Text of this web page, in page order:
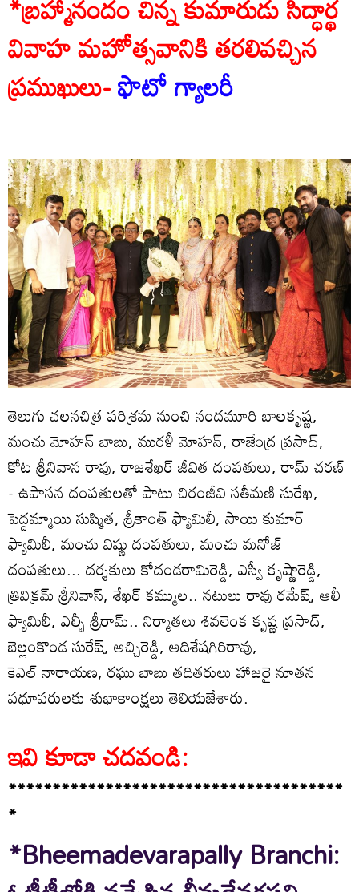
వివాహ మహోత్సవానికి తరలివచ్చిన
ప్రముఖులు-ఫొటో గ్యాలరీ
తెలుగు చలనచిత్ర పరిశ్రమ నుంచి నందమూరి బాలకృష్ణ,
మంచు మోహన్ బాబు, మురళీ మోహన్, రాజేంద్ర ప్రసాద్,
కోట శ్రీనివాస రావు, రాజశేఖర్ జీవిత దంపతులు, రామ్ చరణ్
- ఉపాసన దంపతులతో పాటు చిరంజీవి సతీమణి సురేఖ,
పెద్దమ్మాయి సుష్మిత, శ్రీకాంత్ ఫ్యామిలీ, సాయి కుమార్
ఫ్యామిలీ, మంచు విష్ణు దంపతులు, మంచు మనోజ్
దంపతులు... దర్శకులు కోదండరామిరెడ్డి, ఎస్వీ కృష్ణారెడ్డి,
త్రివిక్రమ్ శ్రీనివాస్, శేఖర్ కమ్ముల.. నటులు రావు రమేష్, ఆలీ
ఫ్యామిలీ, ఎల్బీ శ్రీరామ్.. నిర్మాతలు శివలెంక కృష్ణ ప్రసాద్,
బెల్లంకొండ సురేష్, అచ్చిరెడ్డి, ఆదిశేషగిరిరావు,
కెఎల్ నారాయణ, రఘు బాబు తదితరులు హాజరై నూతన
వధూవరులకు శుభాకాంక్షలు తెలియజేశారు.
ఇవి కూడా చదవండి:
**************************************
*
*Bheemadevarapally Branchi: